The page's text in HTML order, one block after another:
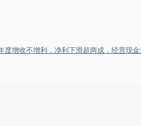
度增收不增利，净利下滑超两成，经营现